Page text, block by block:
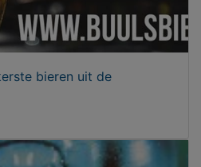
bieren uit de